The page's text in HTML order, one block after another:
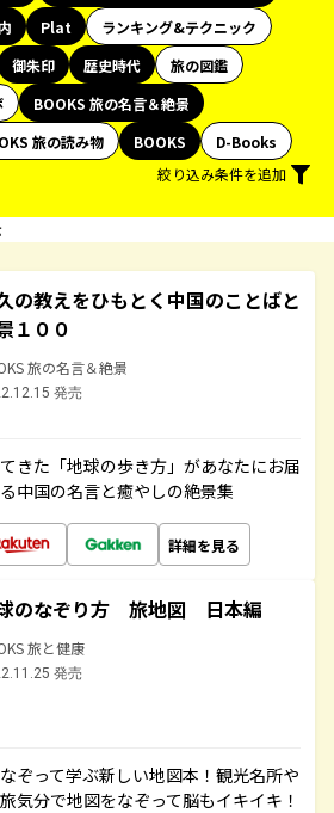
Plat
ランキング&テクニック
御朱印 歴史時代
旅の図鑑
BOOKS 旅の名言＆絶景
旅の読み物 BOOKS
D-Books
絞り込み条件を追加
の教えをひもとく中国のことばと
１００
旅の名言＆絶景
発売
きた「地球の歩き方」があなたにお届
中国の名言と癒やしの絶景集
詳細を見る
のなぞり方 旅地図 日本編
旅と健康
発売
ぞって学ぶ新しい地図本！観光名所や
気分で地図をなぞって脳もイキイキ！